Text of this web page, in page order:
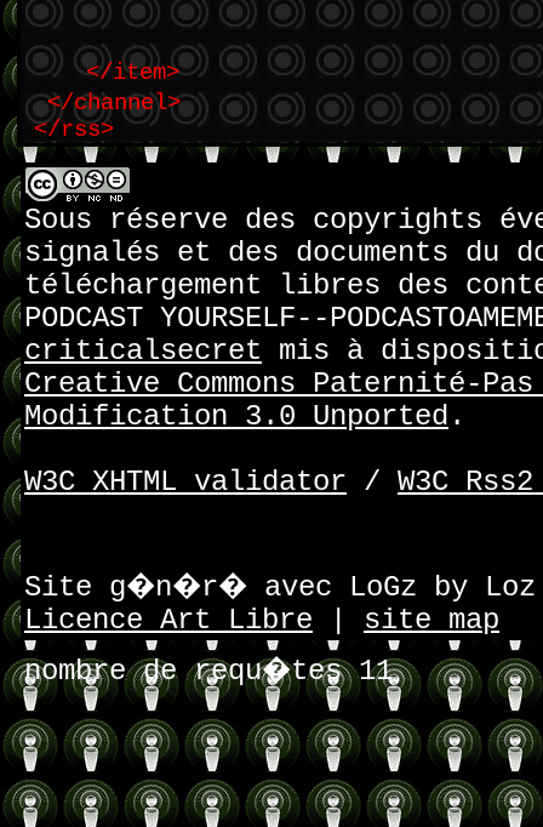
</item>
</channel>
</rss>
Sous réserve des copyrights
signalés et des documents du
téléchargement libres des
PODCAST YOURSELF--
criticalsecret mis à
Creative Commons Paternité-
Modification 3.0 Unported .
W3C XHTML validator / W3C
Site g�n�r� avec LoGz by
Licence Art Libre
site map
nombre de requ�tes 11